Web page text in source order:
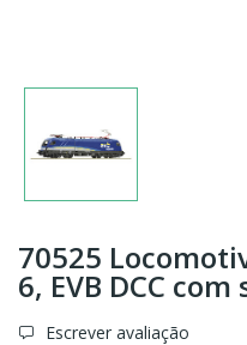
70525
6, EVB DCC com
Escrever avaliação